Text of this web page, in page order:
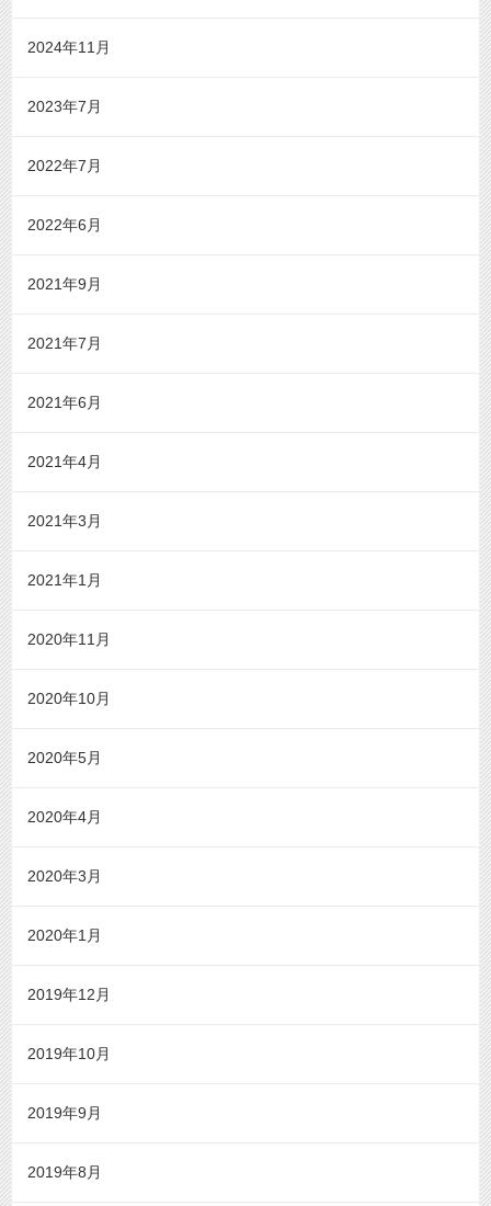
2024年11月
2023年7月
2022年7月
2022年6月
2021年9月
2021年7月
2021年6月
2021年4月
2021年3月
2021年1月
2020年11月
2020年10月
2020年5月
2020年4月
2020年3月
2020年1月
2019年12月
2019年10月
2019年9月
2019年8月